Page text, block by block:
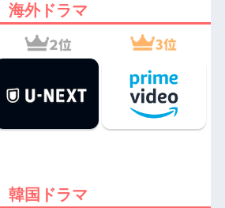
海外ドラマ
韓国ドラマ